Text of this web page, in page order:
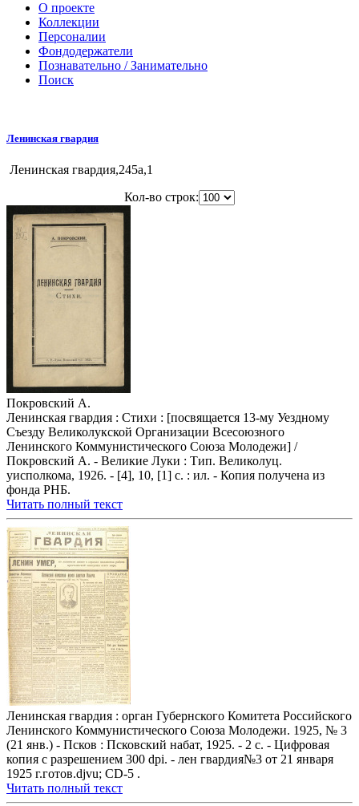
О проекте
Коллекции
Персоналии
Фондодержатели
Познавательно / Занимательно
Поиск
Ленинская гвардия
Ленинская гвардия,245a,1
Кол-во строк:
Покровский А.
Ленинская гвардия : Стихи : [посвящается 13-му Уездному
Съезду Великолукской Организации Всесоюзного
Ленинского Коммунистического Союза Молодежи] /
Покровский А. - Великие Луки : Тип. Великолуц.
уисполкома, 1926. - [4], 10, [1] с. : ил. - Копия получена из
фонда РНБ.
Читать полный текст
Ленинская гвардия : орган Губернского Комитета Российского
Ленинского Коммунистического Союза Молодежи. 1925, № 3
(21 янв.) - Псков : Псковский набат, 1925. - 2 с. - Цифровая
копия с разрешением 300 dpi. - лен гвардия№3 от 21 января
1925 г.готов.djvu; CD-5 .
Читать полный текст